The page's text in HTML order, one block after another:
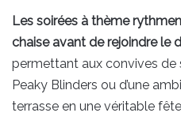
Les soirées à thème
chaise avant de rejoindre le
permettant aux convives de
Peaky Blinders ou d’une
terrasse en une véritable